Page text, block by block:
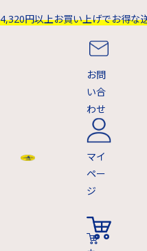
4,320円以上お買い上げでお得な
お問
い合
わせ
マイ
ペー
ジ